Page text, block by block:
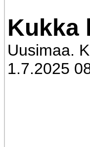
Kukka
Uusimaa.
1.7.2025